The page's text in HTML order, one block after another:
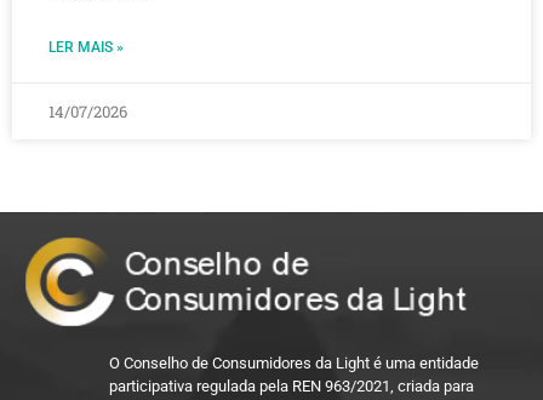
LER MAIS »
14/07/2026
O Conselho de Consumidores da Light é uma entidade
participativa regulada pela REN 963/2021, criada para